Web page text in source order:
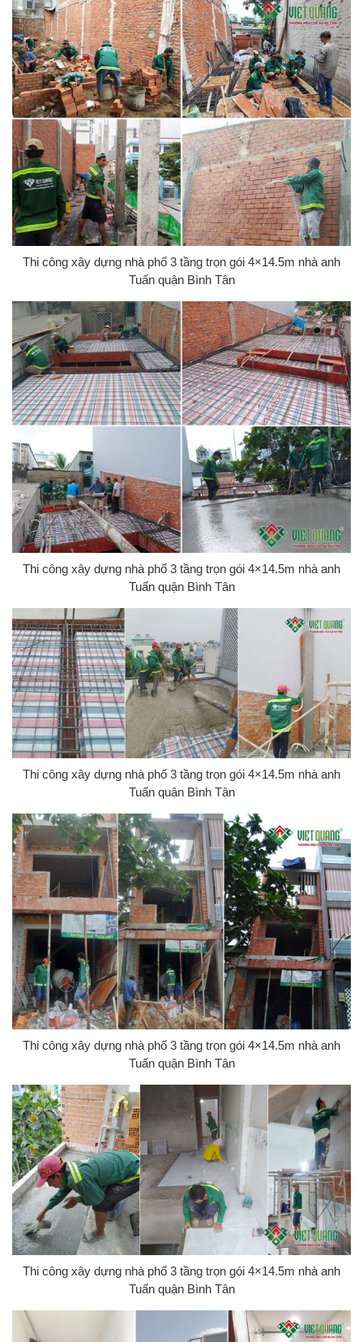
Thi công xây dựng nhà phố 3 tầng trọn gói 4×14.5m nhà anh
Tuấn quận Bình Tân
Thi công xây dựng nhà phố 3 tầng trọn gói 4×14.5m nhà anh
Tuấn quận Bình Tân
Thi công xây dựng nhà phố 3 tầng trọn gói 4×14.5m nhà anh
Tuấn quận Bình Tân
Thi công xây dựng nhà phố 3 tầng trọn gói 4×14.5m nhà anh
Tuấn quận Bình Tân
Thi công xây dựng nhà phố 3 tầng trọn gói 4×14.5m nhà anh
Tuấn quận Bình Tân